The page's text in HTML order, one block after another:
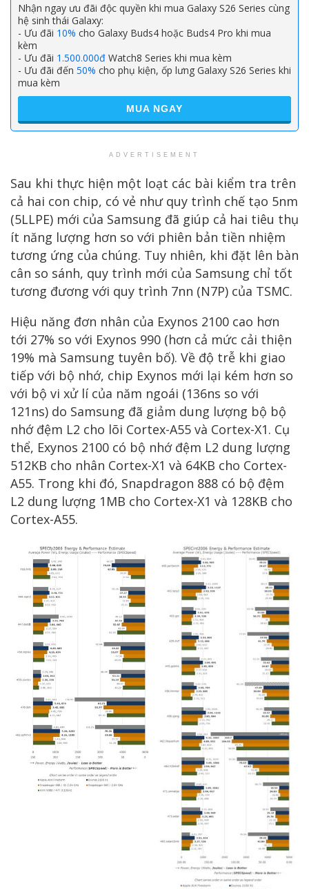
Nhận ngay ưu đãi độc quyền khi mua Galaxy S26 Series cùng
hệ sinh thái Galaxy:
- Ưu đãi 10% cho Galaxy Buds4 hoặc Buds4 Pro khi mua
kèm
- Ưu đãi 1.500.000đ Watch8 Series khi mua kèm
- Ưu đãi đến 50% cho phụ kiện, ốp lưng Galaxy S26 Series khi
mua kèm
MUA NGAY
ADVERTISEMENT
Sau khi thực hiện một loạt các bài kiểm tra trên
cả hai con chip, có vẻ như quy trình chế tạo 5nm
(5LLPE) mới của Samsung đã giúp cả hai tiêu thụ
ít năng lượng hơn so với phiên bản tiền nhiệm
tương ứng của chúng. Tuy nhiên, khi đặt lên bàn
cân so sánh, quy trình mới của Samsung chỉ tốt
tương đương với quy trình 7nn (N7P) của TSMC.
Hiệu năng đơn nhân của Exynos 2100 cao hơn
tới 27% so với Exynos 990 (hơn cả mức cải thiện
19% mà Samsung tuyên bố). Về độ trễ khi giao
tiếp với bộ nhớ, chip Exynos mới lại kém hơn so
với bộ vi xử lí của năm ngoái (136ns so với
121ns) do Samsung đã giảm dung lượng bộ bộ
nhớ đệm L2 cho lõi Cortex-A55 và Cortex-X1. Cụ
thể, Exynos 2100 có bộ nhớ đệm L2 dung lượng
512KB cho nhân Cortex-X1 và 64KB cho Cortex-
A55. Trong khi đó, Snapdragon 888 có bộ đệm
L2 dung lượng 1MB cho Cortex-X1 và 128KB cho
Cortex-A55.